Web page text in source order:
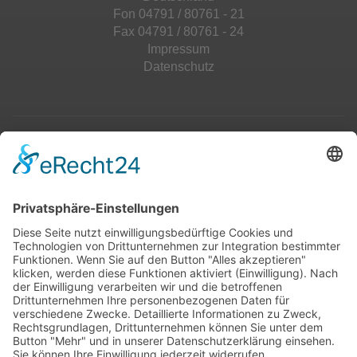
Fon 04791 / 80761 - 21
Fax 04791 / 80761 - 24
Impressum
Datenschutz
Jahrescharts
Top 100
Hot 50
Top Neueinsteiger
Highscores